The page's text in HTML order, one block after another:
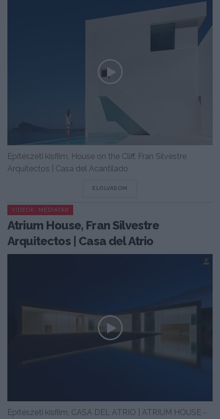
Építészeti kisfilm, House on the Cliff, Fran Silvestre
Arquitectos | Casa del Acantilado
ELOLVASOM
VIDEÓK, MÉDIATÁR
Atrium House, Fran Silvestre
Arquitectos | Casa del Atrio
Építészeti kisfilm, CASA DEL ATRIO | ATRIUM HOUSE -